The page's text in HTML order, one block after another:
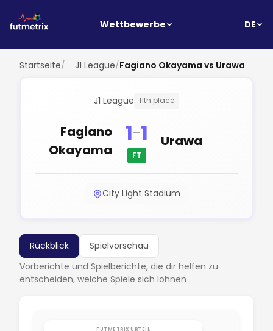
Wettbewerbe DE
Startseite/ J1 League/Fagiano Okayama vs Urawa
J1 League 11th place
Fagiano
Okayama
1-1
FT
Urawa
City Light Stadium
Rückblick
Spielvorschau
Vorberichte und Spielberichte, die dir helfen zu
entscheiden, welche Spiele sich lohnen
FUTMETRIX URTEIL